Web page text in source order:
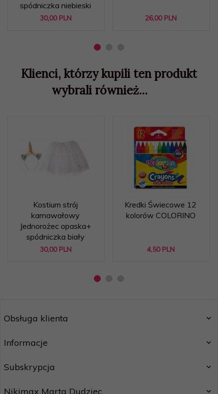
spódniczka niebieski
30,00 PLN 26,00 PLN
Klienci, którzy kupili ten produkt
wybrali również...
Kostium strój
karnawałowy
Jednorożec opaska+
spódniczka biały
30,00 PLN
Kredki Świecowe 12
kolorów COLORINO
4,50 PLN
Obsługa klienta
Informacje
Subskrypcja
Nikimax Marta Dudziec